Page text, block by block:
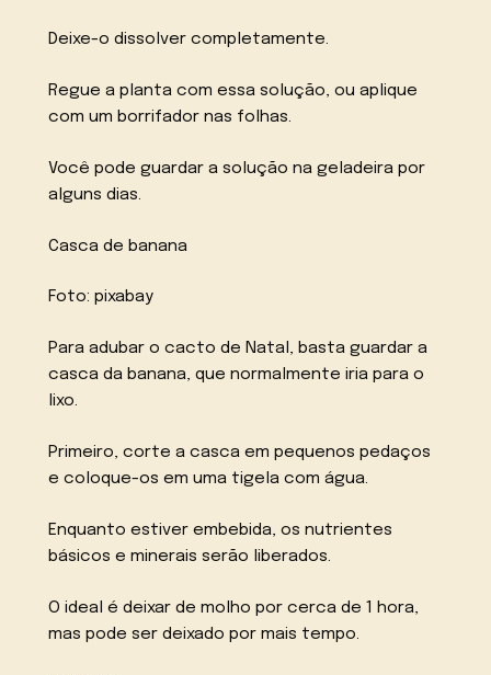
Deixe-o dissolver completamente.
Regue a planta com essa solução, ou aplique
com um borrifador nas folhas.
Você pode guardar a solução na geladeira por
alguns dias.
Casca de banana
Foto: pixabay
Para adubar o cacto de Natal, basta guardar a
casca da banana, que normalmente iria para o
lixo.
Primeiro, corte a casca em pequenos pedaços
e coloque-os em uma tigela com água.
Enquanto estiver embebida, os nutrientes
básicos e minerais serão liberados.
O ideal é deixar de molho por cerca de 1 hora,
mas pode ser deixado por mais tempo.